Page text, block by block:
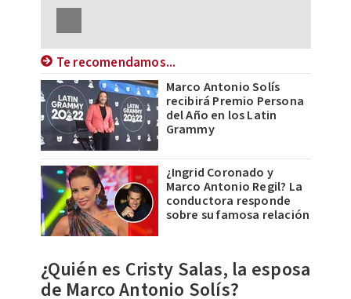
Te recomendamos...
Marco Antonio Solís
recibirá Premio Persona
del Año en los Latin
Grammy
¿Ingrid Coronado y
Marco Antonio Regil? La
conductora responde
sobre su famosa relación
¿Quién es Cristy Salas, la esposa
de Marco Antonio Solís?